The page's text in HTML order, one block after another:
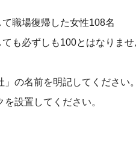
職場復帰した女性108名
も必ずしも100とはなりませ
の名前を明記してください。
設置してください。